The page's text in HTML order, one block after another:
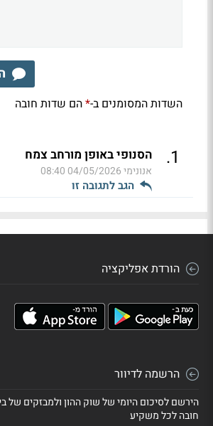
השדות המסומנים ב-*הם שדות חובה
1
. הסנופי באופן מורחב צמח
אנונימי04/05/2026 08:40
הגב לתגובה זו
הורדת אפליקציה
הרשמה לדיוור
הירשם לסיכום היומי של שוק ההון ולמבזקים של
חובה לכל משקיע